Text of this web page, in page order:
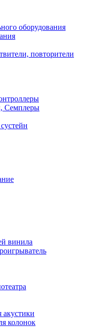
оборудования
повторители
Семплеры
винила
колонок